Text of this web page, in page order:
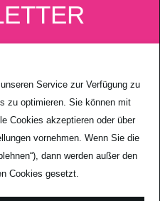
Service zur Verfügung zu
zu optimieren. Sie können mit
Cookies akzeptieren oder über
vornehmen. Wenn Sie die
dann werden außer den
Cookies gesetzt.